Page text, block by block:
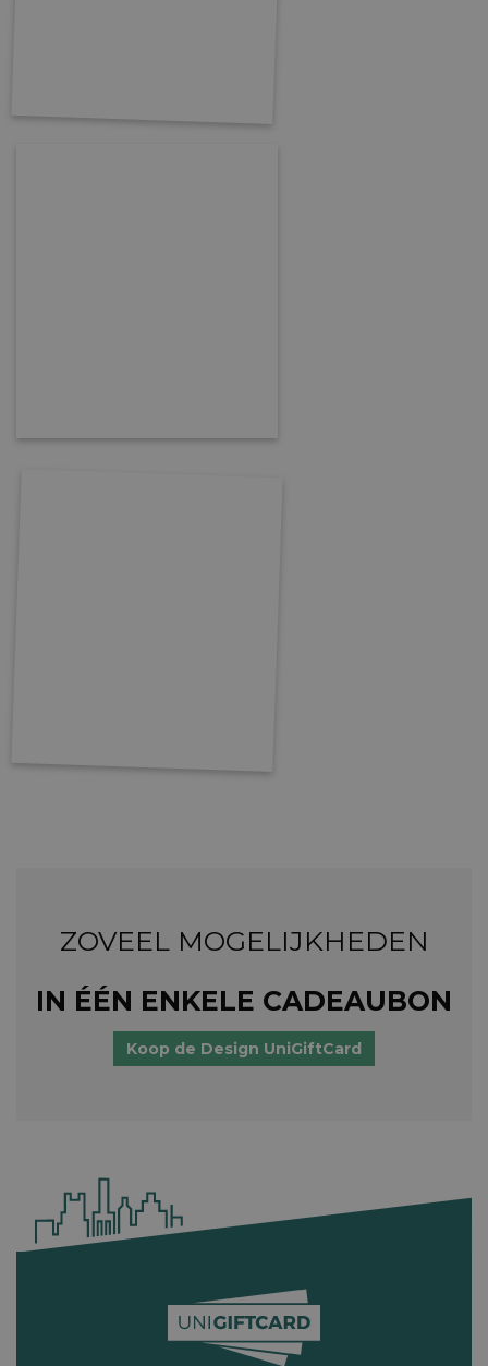
ZOVEEL MOGELIJKHEDEN
IN ÉÉN ENKELE CADEAUBON
Koop de Design UniGiftCard